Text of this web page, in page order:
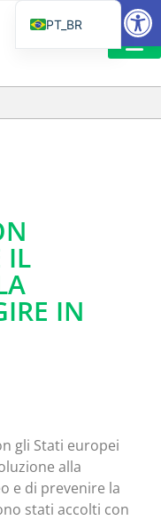
IL
IN
gli Stati europei
alla
e di prevenire la
stati accolti con
PT_BR
IT